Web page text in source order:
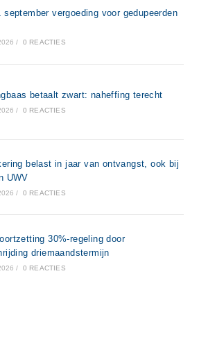
september vergoeding voor gedupeerden
/ 0 REACTIES
betaalt zwart: naheffing terecht
/ 0 REACTIES
belast in jaar van ontvangst, ook bij
UWV
/ 0 REACTIES
30%-regeling door
driemaandstermijn
/ 0 REACTIES